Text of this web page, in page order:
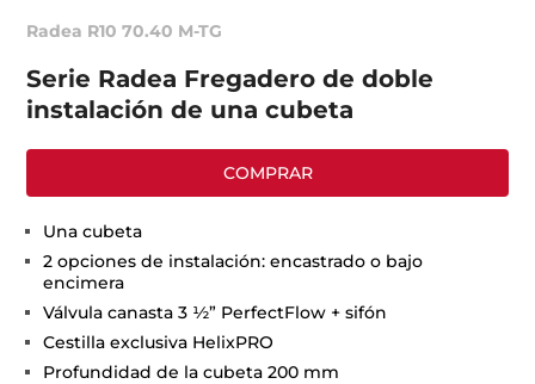
Radea R10 70.40 M-TG
Serie Radea Fregadero de doble
instalación de una cubeta
COMPRAR
Una cubeta
2 opciones de instalación: encastrado o bajo
encimera
Válvula canasta 3 ½” PerfectFlow + sifón
Cestilla exclusiva HelixPRO
Profundidad de la cubeta 200 mm